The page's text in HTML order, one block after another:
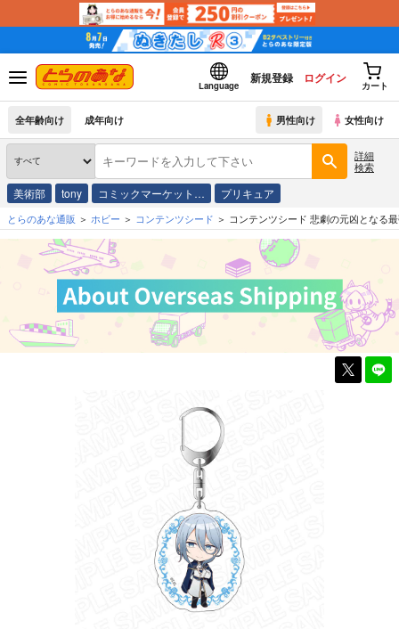
Language
新規登録 ログイン
カート
全年齢向け 成年向け 男性向け 女性向け
詳細
検索
美術部 tony コミックマーケット… プリキュア
とらのあな通販 ホビー コンテンツシード コンテンツシード 悲劇の元凶となる